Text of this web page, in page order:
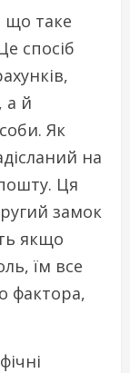
що таке
спосіб
а й
Як
на
Ця
замок
якщо
їм все
фактора,